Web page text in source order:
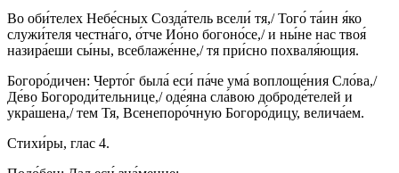
Во оби́телех Небе́сных Созда́тель всели́ тя,/ Того́ та́ин я́ко
служи́теля честна́го, о́тче Ио́но богоно́се,/ и ны́не нас твоя́
назира́еши сы́ны, всеблаже́нне,/ тя при́сно похваля́ющия.
Богоро́дичен: Черто́г была́ еси́ па́че ума́ воплоще́ния Сло́ва,/
Де́во Богороди́тельнице,/ оде́яна сла́вою доброде́телей и
укра́шена,/ тем Тя, Всенепоро́чную Богоро́дицу, велича́ем.
Стихи́ры, глас 4.